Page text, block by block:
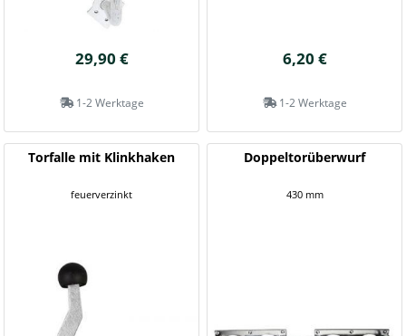
29,90 €
1-2 Werktage
6,20 €
1-2 Werktage
Torfalle mit Klinkhaken
feuerverzinkt
Doppeltorüberwurf
430 mm